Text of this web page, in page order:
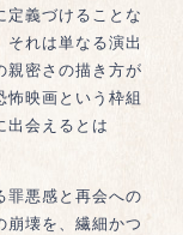
定義づけることな
それは単なる演出
親密さの描き方が
怖映画という枠組
出会えるとは
罪悪感と再会への
崩壊を、繊細かつ